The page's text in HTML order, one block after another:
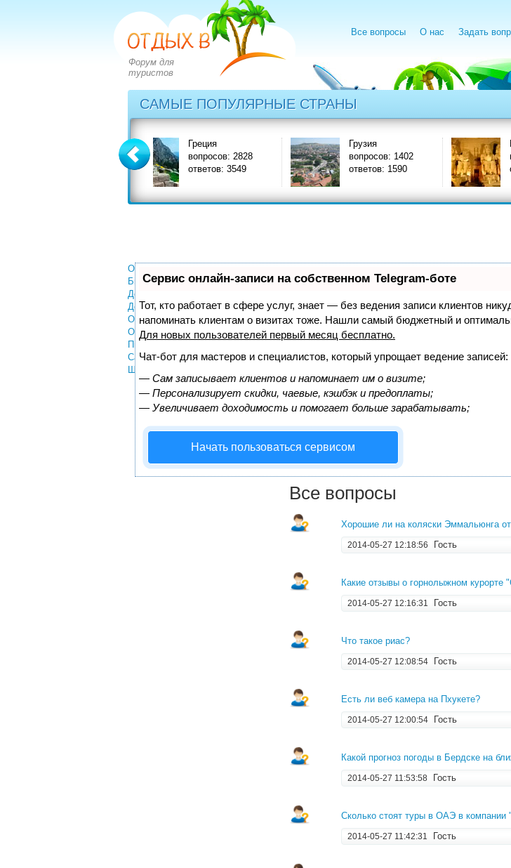
Форум для
туристов
Все вопросы О нас Задать
САМЫЕ ПОПУЛЯРНЫЕ СТРАНЫ
вопросов: 2828
вопросов: 1402
ответов: 1590
вопросов: 4718
ответов: 5798
Отели
Билеты
Деньги
Документы
Общие вопросы
Отдых и туризм
Пмж
Самолеты
Шопинг
Сервис онлайн-записи на собственном Telegram-боте
Тот, кто работает в сфере услуг, знает — без ведения записи клиентов
напоминать клиентам о визитах тоже. Нашли самый бюджетный и
Для новых пользователей первый месяц бесплатно.
Чат-бот для мастеров и специалистов, который упрощает ведение записей:
— Сам записывает клиентов и напоминает им о визите;
— Персонализирует скидки, чаевые, кэшбэк и предоплаты;
— Увеличивает доходимость и помогает больше зарабатывать;
Начать пользоваться сервисом
Все вопросы
Хорошие ли на коляски Эммальюнга
2014-05-27 12:18:56 Гость
Какие отзывы о горнолыжном курорте
2014-05-27 12:16:31 Гость
Что такое риас?
2014-05-27 12:08:54 Гость
Есть ли веб камера на Пхукете?
2014-05-27 12:00:54 Гость
Какой прогноз погоды в Бердске на
2014-05-27 11:53:58 Гость
Сколько стоят туры в ОАЭ в компании
2014-05-27 11:42:31 Гость